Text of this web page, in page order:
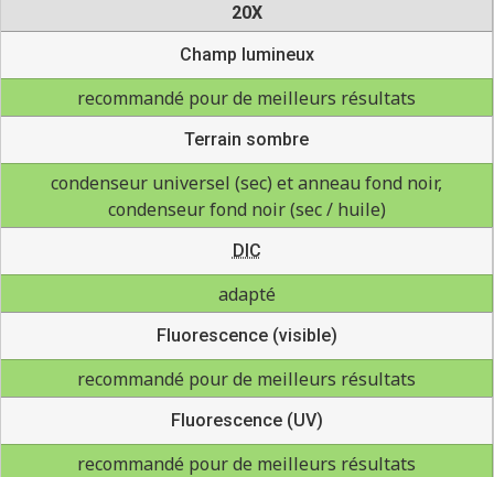
20X
Champ lumineux
recommandé pour de meilleurs résultats
Terrain sombre
condenseur universel (sec) et anneau fond noir,
condenseur fond noir (sec / huile)
DIC
adapté
Fluorescence (visible)
recommandé pour de meilleurs résultats
Fluorescence (UV)
recommandé pour de meilleurs résultats